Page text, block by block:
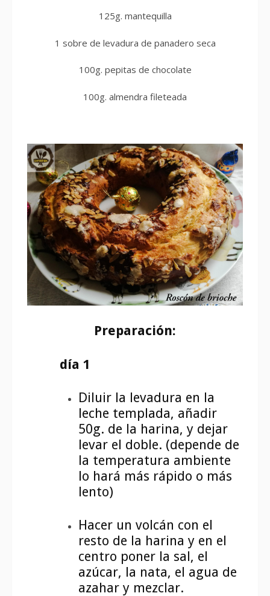
125g. mantequilla
1 sobre de levadura de panadero seca
100g. pepitas de chocolate
100g. almendra fileteada
Preparación:
día 1
Diluir la levadura en la
leche templada, añadir
50g. de la harina, y dejar
levar el doble. (depende de
la temperatura ambiente
lo hará más rápido o más
lento)
Hacer un volcán con el
resto de la harina y en el
centro poner la sal, el
azúcar, la nata, el agua de
azahar y mezclar.